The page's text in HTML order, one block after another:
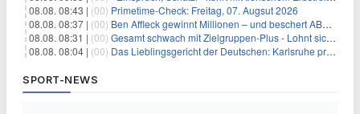
08.08. 08:43 | (00) Primetime-Check: Freitag, 07. Augsut 2026
08.08. 08:37 | (00) Ben Affleck gewinnt Millionen – und beschert ABC Top-Quoten
08.08. 08:31 | (00) Gesamt schwach mit Zielgruppen-Plus - Lohnt sich First Dates Hotel doch?
08.08. 08:04 | (00) Das Lieblingsgericht der Deutschen: Karlsruhe prägt seit 75 Jahren die Republik
SPORT-NEWS